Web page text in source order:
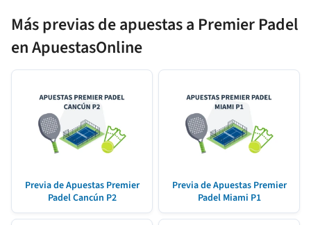
Más previas de apuestas a Premier Padel
en ApuestasOnline
Previa de Apuestas Premier
Padel Cancún P2
Previa de Apuestas Premier
Padel Miami P1